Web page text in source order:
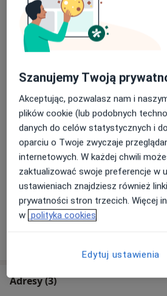
Konsultacja endokrynologiczna
(kolejna wizyta)
250 zł Szczegóły
Konsultacja endokrynologiczna
online
200 zł Szczegóły
Konsultacja endokrynologiczna
250 zł Szczegóły
Konsultacja endokrynologiczna +
400 zł Szczegóły
W jaki sposób ustalane są
Adresy (3)
Szanujemy Twoją
Akceptując, pozwalasz nam i
plików cookie (lub podobnych
danych do celów statystycznych i
oparciu o Twoje zwyczaje
internetowych. W każdej chwili
zaktualizować swoje preferencje w
ustawieniach znajdziesz również
prywatności stron trzecich. Więcej
w polityka cookies
Edytuj ustawienia